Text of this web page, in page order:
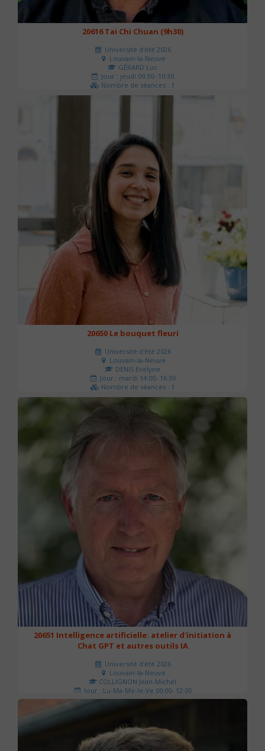
20616 Tai Chi Chuan (9h30)
Université d'été 2026
Louvain-la-Neuve
GÉRARD Luc
Jour : jeudi 09:30- 10:30
Nombre de séances : 1
20650 Le bouquet fleuri
Université d'été 2026
Louvain-la-Neuve
DENIS Evelyne
Jour : mardi 14:00- 16:30
Nombre de séances : 1
60 €
20651 Intelligence artificielle: atelier d'initiation à
Chat GPT et autres outils IA
Université d'été 2026
Louvain-la-Neuve
COLLIGNON Jean-Michel
Jour : Lu-Ma-Me-Je-Ve 09:00- 12:00
Nombre de séances : 2